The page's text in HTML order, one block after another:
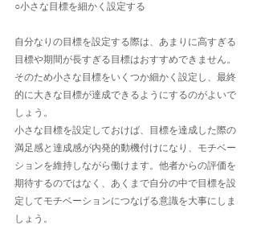
○小さな目標を細かく設定する
自分なりの目標を設定する際は、あまりに高すぎる
目標や期間が長すぎる目標はおすすめできません。
そのため小さな目標をいくつか細かく設定し、最終
的に大きな目標が達成できるようにするのがよいで
しょう。
小さな目標を設定しておけば、目標を達成した際の
満足感と達成感が内発的動機付けになり、モチベー
ションを維持しながら働けます。他者からの評価を
期待するのではなく、あくまで自分の中で目標を設
定してモチベーションにつなげる意識を大事にしま
しょう。